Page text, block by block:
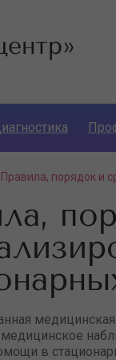
Правила, порядок и
медицинское
в